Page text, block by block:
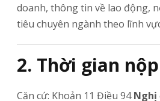
doanh, thông tin về lao động,
tiêu chuyên ngành theo lĩnh
2. Thời gian
Căn cứ: Khoản 11 Điều 94Nghị